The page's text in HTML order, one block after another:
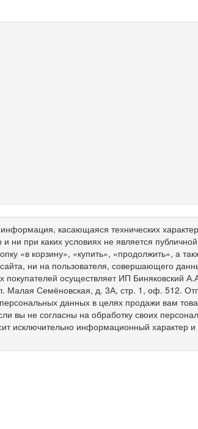
касающаяся технических
ни при каких условиях не является
«в корзину», «купить», «продолжить», а
ни на пользователя, совершающего
покупателей осуществляет ИП
Малая Семёновская, д. 3А, стр. 1, оф. 512.
данных в целях продажи вам
вы не согласны на обработку своих
исключительно информационный характер